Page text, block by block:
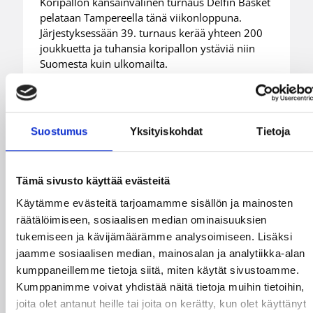
Suostumus Yksityiskohdat Tietoja
Tämä sivusto käyttää evästeitä
Käytämme evästeitä tarjoamamme sisällön ja mainosten
räätälöimiseen, sosiaalisen median ominaisuuksien
tukemiseen ja kävijämäärämme analysoimiseen. Lisäksi
jaamme sosiaalisen median, mainosalan ja analytiikka-alan
kumppaneillemme tietoja siitä, miten käytät sivustoamme.
Kumppanimme voivat yhdistää näitä tietoja muihin tietoihin,
joita olet antanut heille tai joita on kerätty, kun olet käyttänyt
pelataan Tampereella tänä viikonloppuna.
Järjestyksessään 39. turnaus kerää yhteen 200
joukkuetta ja tuhansia koripallon ystäviä niin
Suomesta kuin ulkomailta.
Alueet 01.08.2026 16:31